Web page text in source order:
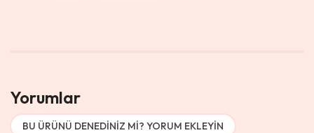
Yorumlar
BU ÜRÜNÜ DENEDINIZ MI? YORUM EKLEYIN